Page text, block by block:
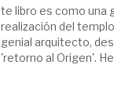
te libro es como una
realización del
genial arquitecto,
'retorno al Origen'.